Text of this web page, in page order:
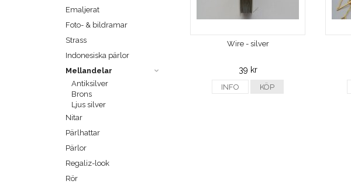
Emaljerat
Foto- & bildramar
Strass
Indonesiska pärlor
Mellandelar
Antiksilver
Brons
Ljus silver
Nitar
Pärlhattar
Pärlor
Regaliz-look
Rör
Wire - silver
39 kr
INFO KÖP